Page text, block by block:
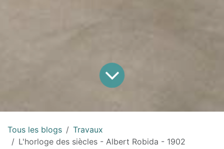
Tous les blogs
Travaux
L'horloge des siècles - Albert Robida - 1902